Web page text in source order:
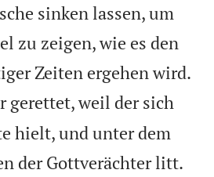
sinken lassen, um
zu zeigen, wie es den
Zeiten ergehen wird.
gerettet, weil der sich
hielt, und unter dem
der Gottverächter litt.